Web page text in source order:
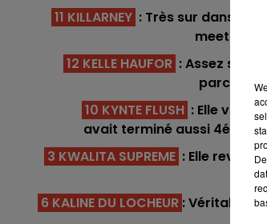
11 KILLARNEY : Très sur dans
meeting
12 KELLE HAUFOR : Assez
parcours.
10 KYNTE FLUSH : Elle vient
avait terminé aussi 4éme
3 KWALITA SUPREME : Elle
6 KALINE DU LOCHEUR : Véritable
13h00 - 16h00
Les Après-